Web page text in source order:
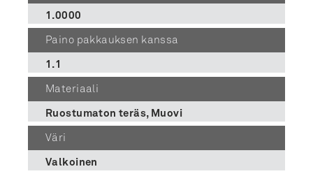
1.0000
Paino pakkauksen kanssa
1.1
Materiaali
Ruostumaton teräs, Muovi
Väri
Valkoinen